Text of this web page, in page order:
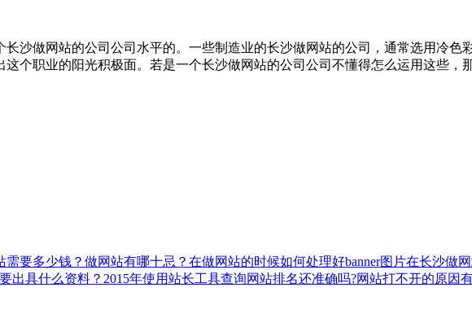
沙做网站的公司公司水平的。一些制造业的长沙做网站的公司，通常选用冷色
个职业的阳光积极面。若是一个长沙做网站的公司公司不懂得怎么运用这些，
需要多少钱？ 做网站有哪十忌？ 在做网站的时候如何处理好banner图片在长沙做
出具什么资料？ 2015年使用站长工具查询网站排名还准确吗?网站打不开的原因